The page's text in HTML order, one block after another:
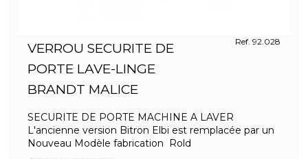
VERROU SECURITE DE
PORTE LAVE-LINGE
BRANDT MALICE
Ref. 92.028
SECURITE DE PORTE MACHINE A LAVER
L'ancienne version Bitron Elbi est remplacée par un
Nouveau Modèle fabrication Rold